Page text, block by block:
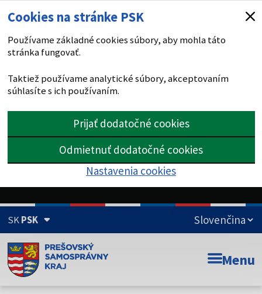
Cookies na stránke PSK
Používame základné cookies súbory, aby mohla táto
stránka fungovať.
Taktiež používame analytické súbory, akceptovaním
súhlasíte s ich používaním.
Prijať dodatočné cookies
Odmietnuť dodatočné cookies
Nastavenia cookies
SKPSK
Doména psk.sk je oficiálna
Toto je oficiálna webová stránka Prešovského
Menu